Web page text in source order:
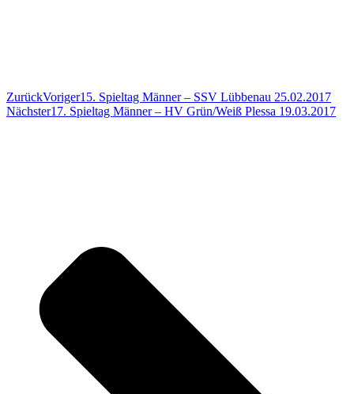
ZurückVoriger15. Spieltag Männer – SSV Lübbenau 25.02.2017
Nächster17. Spieltag Männer – HV Grün/Weiß Plessa 19.03.2017